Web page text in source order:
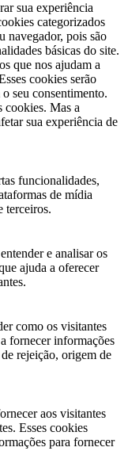
sua experiência
categorizados
navegador, pois são
básicas do site.
que nos ajudam a
cookies serão
seu consentimento.
cookies. Mas a
sua experiência de
funcionalidades,
de mídia
terceiros.
e analisar os
ajuda a oferecer
como os visitantes
fornecer informações
rejeição, origem de
aos visitantes
Esses cookies
para fornecer